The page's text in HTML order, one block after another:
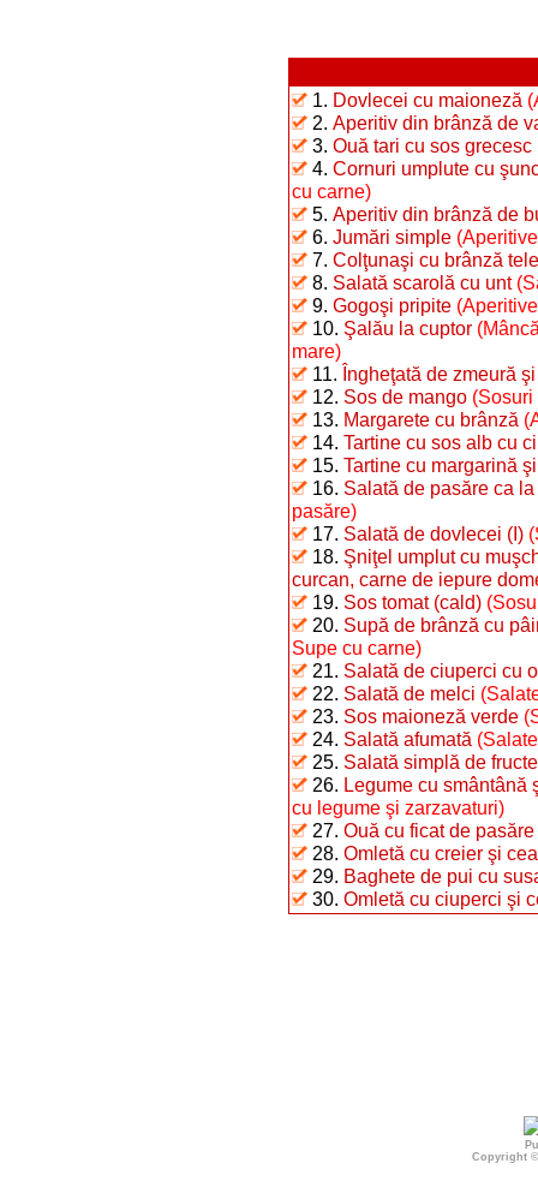
1. Dovlecei cu maioneză
2. Aperitiv din brânză de
3. Ouă tari cu sos grecesc
4. Cornuri umplute cu
cu carne)
5. Aperitiv din brânză de
6. Jumări simple
7. Colţunaşi cu brânză
8. Salată scarolă cu unt
9. Gogoşi pripite
10. Şalău la cuptor
mare)
11. Îngheţată de zmeură
12. Sos de mango
13. Margarete cu brânză
14. Tartine cu sos alb cu
15. Tartine cu margarină
16. Salată de pasăre ca
pasăre)
17. Salată de dovlecei (I)
18. Şniţel umplut cu
curcan, carne de iepure
19. Sos tomat (cald)
20. Supă de brânză cu
Supe cu carne)
21. Salată de ciuperci cu
22. Salată de melci
23. Sos maioneză verde
24. Salată afumată
25. Salată simplă de fructe
26. Legume cu smântână
cu legume şi zarzavaturi)
27. Ouă cu ficat de pasăre
28. Omletă cu creier şi
29. Baghete de pui cu
30. Omletă cu ciuperci şi
Copyright